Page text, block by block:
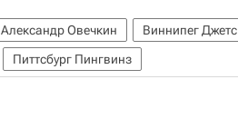
Александр Овечкин
Виннипег Джетс
Питтсбург Пингвинз